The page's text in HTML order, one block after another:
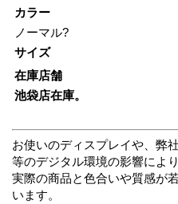
カラー
ノーマル?
サイズ
在庫店舗
池袋店在庫。
お使いのディスプレイや、弊
等のデジタル環境の影響により
実際の商品と色合いや質感が
います。